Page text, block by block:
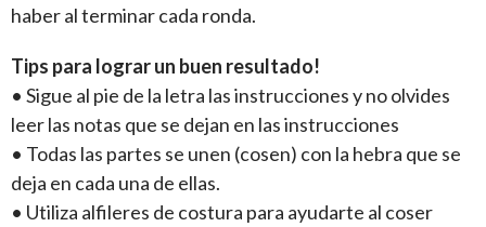
haber al terminar cada ronda.
Tips para lograr un buen resultado!
• Sigue al pie de la letra las instrucciones y no olvides
leer las notas que se dejan en las instrucciones
• Todas las partes se unen (cosen) con la hebra que se
deja en cada una de ellas.
• Utiliza alfileres de costura para ayudarte al coser